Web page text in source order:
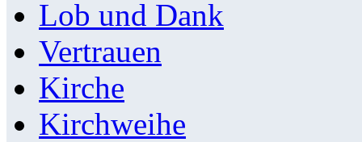
Lob und Dank
Vertrauen
Kirche
Kirchweihe